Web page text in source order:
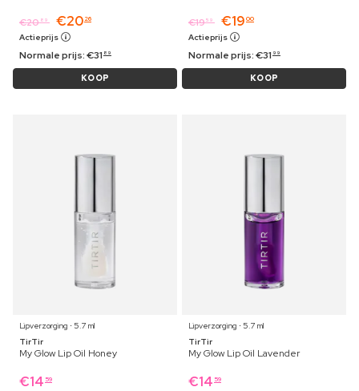
€20 89 €20 26
Actieprijs
Normale prijs:€31 89
KOOP
€1959 €19 00
Actieprijs
Normale prijs:€31 99
KOOP
Lipverzorging ⋅ 5.7 ml
TirTir
My Glow Lip Oil Honey
€14 59
Lipverzorging ⋅ 5.7 ml
TirTir
My Glow Lip Oil Lavender
€14 59